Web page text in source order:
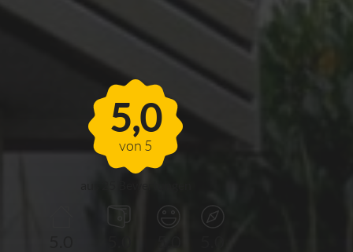
FERIENHAUS
MÖHNESEEBLICK
5,0
von 5